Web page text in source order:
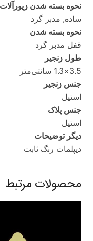
نحوه بسته شدن زیورآلات
ساده, مدبر گرد
نحوه بسته شدن
قفل مدبر گرد
طول زنجیر
3.5×1.3 سانتی‌متر
جنس زنجیر
استیل
جنس پلاک
استیل
دیگر توضیحات
دیپلمات رنگ ثابت
محصولات مرتبط